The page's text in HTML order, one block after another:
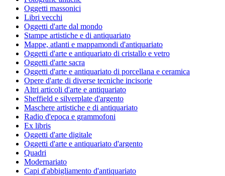
Oggetti massonici
Libri vecchi
Oggetti d'arte dal mondo
Stampe artistiche e di antiquariato
Mappe, atlanti e mappamondi d'antiquariato
Oggetti d'arte e antiquariato di cristallo e vetro
Oggetti d'arte sacra
Oggetti d'arte e antiquariato di porcellana e ceramica
Opere d'arte di diverse tecniche incisorie
Altri articoli d'arte e antiquariato
Sheffield e silverplate d'argento
Maschere artistiche e di antiquariato
Radio d'epoca e grammofoni
Ex libris
Oggetti d'arte digitale
Oggetti d'arte e antiquariato d'argento
Quadri
Modernariato
Capi d'abbigliamento d'antiquariato